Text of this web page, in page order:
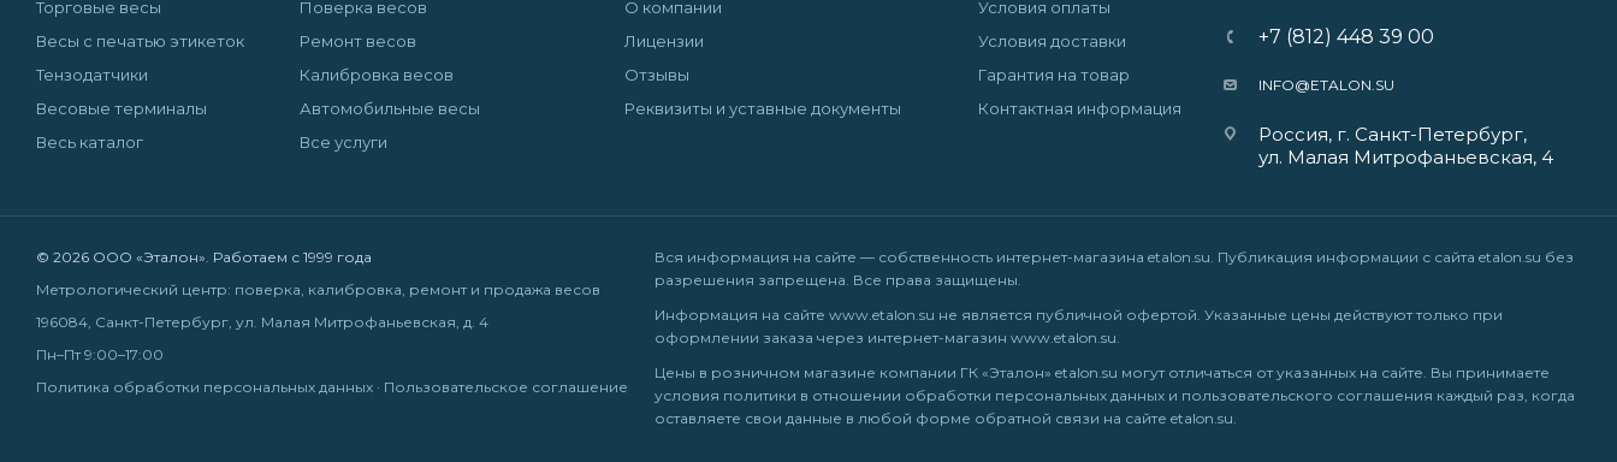
Торговые весы
Весы с печатью этикеток
Тензодатчики
Весовые терминалы
Весь каталог
Поверка весов
Ремонт весов
Калибровка весов
Автомобильные весы
Все услуги
О компании
Лицензии
Отзывы
Реквизиты и уставные документы
Условия оплаты
Условия доставки
Гарантия на товар
Контактная информация
+7 (812) 448 39 00
INFO@ETALON.SU
Россия, г. Санкт-Петербург,
ул. Малая Митрофаньевская, 4
© 2026 ООО «Эталон». Работаем с 1999 года
Метрологический центр: поверка, калибровка, ремонт и продажа весов
196084, Санкт-Петербург, ул. Малая Митрофаньевская, д. 4
Пн–Пт 9:00–17:00
Политика обработки персональных данных · Пользовательское соглашение
Вся информация на сайте — собственность интернет-магазина etalon.su. Публикация информации с сайта etalon.su без
разрешения запрещена. Все права защищены.
Информация на сайте www.etalon.su не является публичной офертой. Указанные цены действуют только при
оформлении заказа через интернет-магазин www.etalon.su.
Цены в розничном магазине компании ГК «Эталон» etalon.su могут отличаться от указанных на сайте. Вы принимаете
условия политики в отношении обработки персональных данныхи пользовательского соглашения каждый раз, когда
оставляете свои данные в любой форме обратной связи на сайте etalon.su.